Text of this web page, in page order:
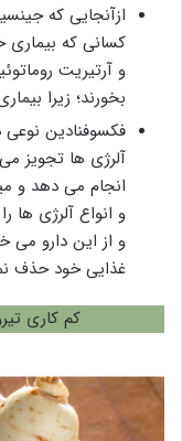
ازآنجایی که
کسانی که بیماری
و آرتیریت
بخورند؛ زیرا
فکسوفنادین
آلرژی ها تجویز
انجام می دهد و
و انواع آلرژی ها
و از این دارو می
غذایی خود حذف
کم کاری